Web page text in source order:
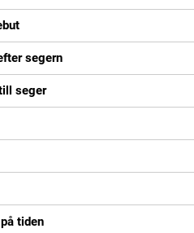
segern
seger
tiden